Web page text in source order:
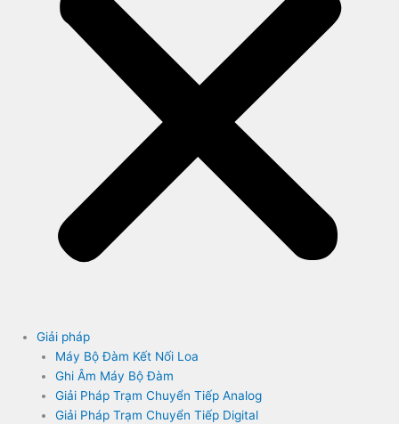
Giải pháp
Máy Bộ Đàm Kết Nối Loa
Ghi Âm Máy Bộ Đàm
Giải Pháp Trạm Chuyển Tiếp Analog
Giải Pháp Trạm Chuyển Tiếp Digital